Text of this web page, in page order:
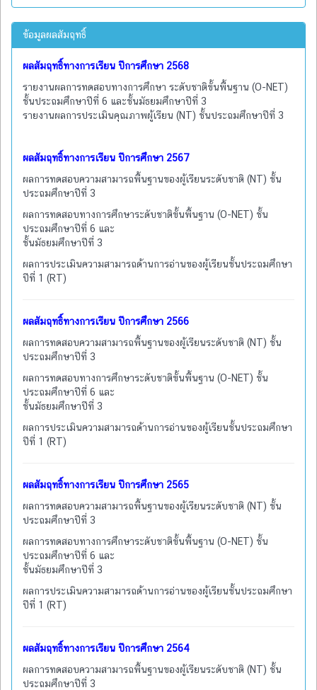
ข้อมูลผลสัมฤทธิ์
ผลสัมฤทธิ์ทางการเรียน ปีการศึกษา 2568
รายงานผลการทดสอบทางการศึกษา ระดับชาติขั้นพื้นฐาน (O-NET)
ชั้นประถมศึกษาปีที่ 6 และชั้นมัธยมศึกษาปีที่ 3
รายงานผลการประเมินคุณภาพผู้เรียน (NT) ชั้นประถมศึกษาปีที่ 3
ผลสัมฤทธิ์ทางการเรียน ปีการศึกษา 2567
ผลการทดสอบความสามารถพื้นฐานของผู้เรียนระดับชาติ (NT) ชั้น
ประถมศึกษาปีที่ 3
ผลการทดสอบทางการศึกษาระดับชาติขั้นพื้นฐาน (O-NET) ชั้น
ประถมศึกษาปีที่ 6 และ
ชั้นมัธยมศึกษาปีที่ 3
ผลการประเมินความสามารถด้านการอ่านของผู้เรียนชั้นประถมศึกษา
ปีที่ 1 (RT)
ผลสัมฤทธิ์ทางการเรียน ปีการศึกษา 2566
ผลการทดสอบความสามารถพื้นฐานของผู้เรียนระดับชาติ (NT) ชั้น
ประถมศึกษาปีที่ 3
ผลการทดสอบทางการศึกษาระดับชาติขั้นพื้นฐาน (O-NET) ชั้น
ประถมศึกษาปีที่ 6 และ
ชั้นมัธยมศึกษาปีที่ 3
ผลการประเมินความสามารถด้านการอ่านของผู้เรียนชั้นประถมศึกษา
ปีที่ 1 (RT)
ผลสัมฤทธิ์ทางการเรียน ปีการศึกษา 2565
ผลการทดสอบความสามารถพื้นฐานของผู้เรียนระดับชาติ (NT) ชั้น
ประถมศึกษาปีที่ 3
ผลการทดสอบทางการศึกษาระดับชาติขั้นพื้นฐาน (O-NET) ชั้น
ประถมศึกษาปีที่ 6 และ
ชั้นมัธยมศึกษาปีที่ 3
ผลการประเมินความสามารถด้านการอ่านของผู้เรียนชั้นประถมศึกษา
ปีที่ 1 (RT)
ผลสัมฤทธิ์ทางการเรียน ปีการศึกษา 2564
ผลการทดสอบความสามารถพื้นฐานของผู้เรียนระดับชาติ (NT) ชั้น
ประถมศึกษาปีที่ 3